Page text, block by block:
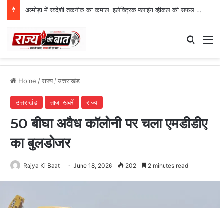
अल्मोड़ा में स्वदेशी तकनीक का कमाल, इलेक्ट्रिक फ्लाइंग व्हीकल की सफल ट्रायल उड़ान
Home /राज्य/उत्तराखंड
उत्तराखंड ताजा खबरें राज्य
50 बीघा अवैध कॉलोनी पर चला एमडीडीए
का बुलडोजर
Rajya Ki Baat June 18, 2026 202 2 minutes read